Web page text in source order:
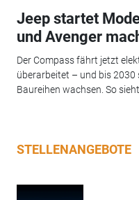
Jeep startet
und Avenger
Der Compass fährt jetzt
überarbeitet – und bis
Baureihen wachsen. So
STELLENANGEBOTE